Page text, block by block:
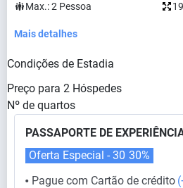
Max.:2 Pessoa
Mais detalhes
Condições de Estadia
Preço para 2 Hóspedes
Nº de quartos
PASSAPORTE DE
⬤ Pague com Cartão de crédito
Oferta Especial - 30 30%